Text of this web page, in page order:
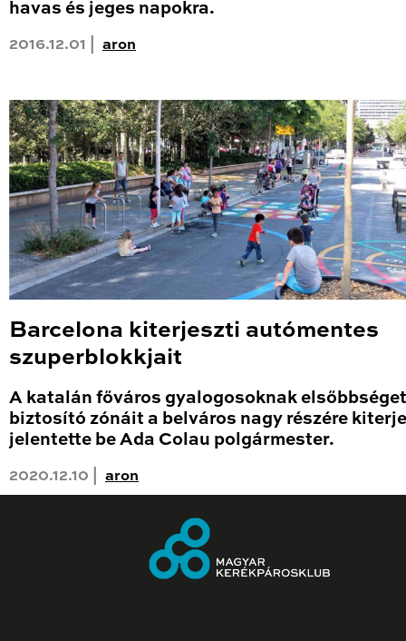
havas és jeges napokra.
2016.12.01 | aron
Barcelona kiterjeszti autómentes
szuperblokkjait
A katalán főváros gyalogosoknak elsőbbséget
biztosító zónáit a belváros nagy részére
jelentette be Ada Colau polgármester.
2020.12.10 | aron